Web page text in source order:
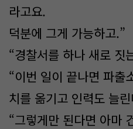
라고요.
덕분에 그게 가능하고.”
“경찰서를 하나 새로 짓
“이번 일이 끝나면 파출
치를 옮기고 인력도 늘
“그렇게만 된다면 아마